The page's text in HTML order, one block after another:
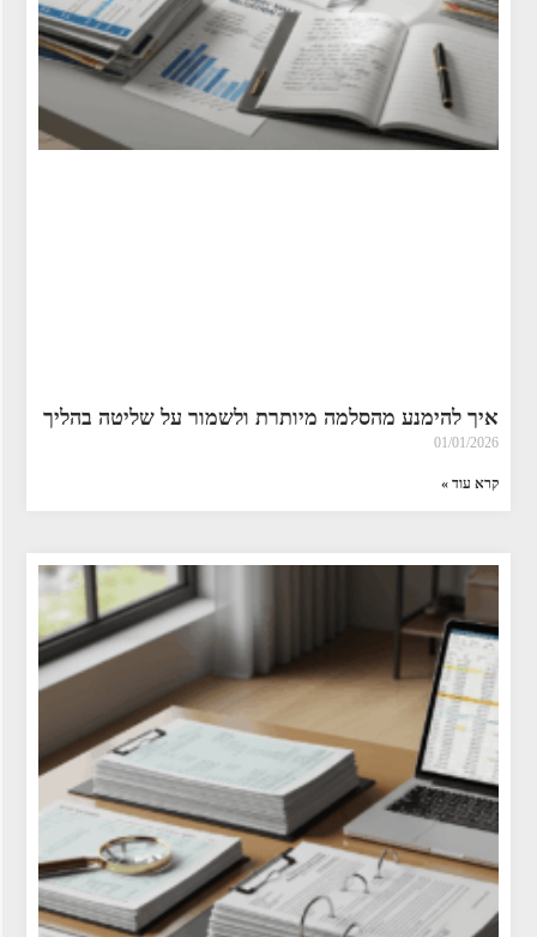
איך להימנע מהסלמה מיותרת ולשמור על שליטה בהליך
01/01/2026
קרא עוד »